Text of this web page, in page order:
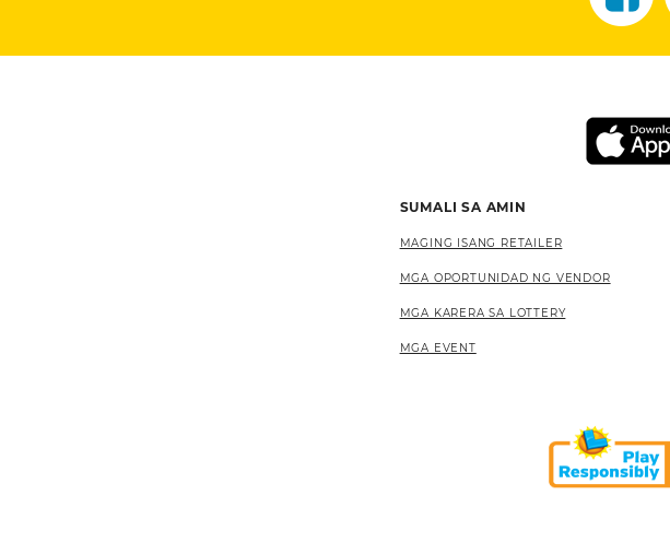
SUMALI SA AMIN
MAGING ISANG RETAILER
MGA OPORTUNIDAD NG VENDOR
MGA KARERA SA LOTTERY
MGA EVENT